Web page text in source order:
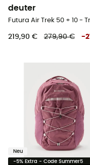
deuter
219,90 € 279,90 € -21
Neu
-5% Extra - Code Summer5